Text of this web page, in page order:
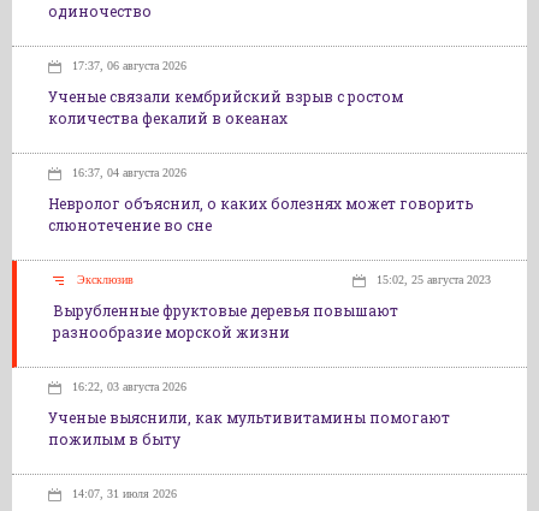
одиночество
17:37, 06 августа 2026
Ученые связали кембрийский взрыв с ростом
количества фекалий в океанах
16:37, 04 августа 2026
Невролог объяснил, о каких болезнях может говорить
слюнотечение во сне
Эксклюзив 15:02, 25 августа 2023
Вырубленные фруктовые деревья повышают
разнообразие морской жизни
16:22, 03 августа 2026
Ученые выяснили, как мультивитамины помогают
пожилым в быту
14:07, 31 июля 2026